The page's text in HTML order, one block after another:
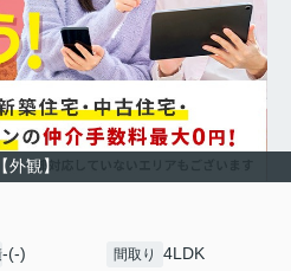
【外観】
-(-) 間取り 4LDK